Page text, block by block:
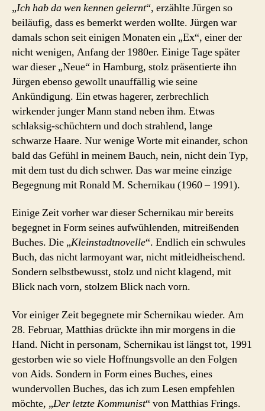
„Ich hab da wen kennen gelernt“, erzählte Jürgen so
beiläufig, dass es bemerkt werden wollte. Jürgen war
damals schon seit einigen Monaten ein „Ex“, einer der
nicht wenigen, Anfang der 1980er. Einige Tage später
war dieser „Neue“ in Hamburg, stolz präsentierte ihn
Jürgen ebenso gewollt unauffällig wie seine
Ankündigung. Ein etwas hagerer, zerbrechlich
wirkender junger Mann stand neben ihm. Etwas
schlaksig-schüchtern und doch strahlend, lange
schwarze Haare. Nur wenige Worte mit einander, schon
bald das Gefühl in meinem Bauch, nein, nicht dein Typ,
mit dem tust du dich schwer. Das war meine einzige
Begegnung mit Ronald M. Schernikau (1960 – 1991).
Einige Zeit vorher war dieser Schernikau mir bereits
begegnet in Form seines aufwühlenden, mitreißenden
Buches. Die „Kleinstadtnovelle“. Endlich ein schwules
Buch, das nicht larmoyant war, nicht mitleidheischend.
Sondern selbstbewusst, stolz und nicht klagend, mit
Blick nach vorn, stolzem Blick nach vorn.
Vor einiger Zeit begegnete mir Schernikau wieder. Am
28. Februar, Matthias drückte ihn mir morgens in die
Hand. Nicht in personam, Schernikau ist längst tot, 1991
gestorben wie so viele Hoffnungsvolle an den Folgen
von Aids. Sondern in Form eines Buches, eines
wundervollen Buches, das ich zum Lesen empfehlen
möchte, „Der letzte Kommunist“ von Matthias Frings.